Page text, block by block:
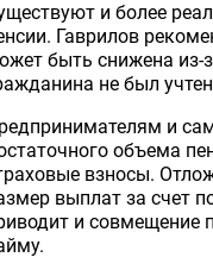
и более
Гаврилов
быть снижена из-
не был
и
объема
взносы.
выплат за счет
и совмещение